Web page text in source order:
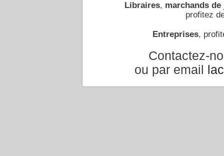
Libraires, marchands de
profitez
Entreprises,
Contactez-
ou par email